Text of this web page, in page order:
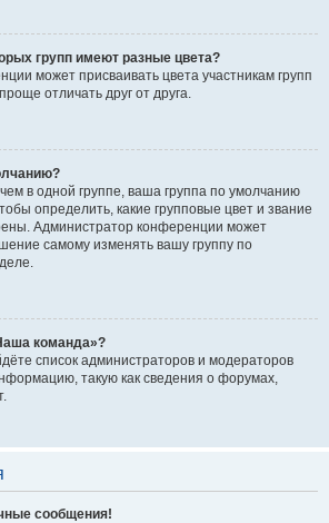
групп имеют разные цвета?
может присваивать цвета участникам групп
отличать друг от друга.
в одной группе, ваша группа по умолчанию
определить, какие групповые цвет и звание
Администратор конференции может
самому изменять вашу группу по
команда»?
список администраторов и модераторов
такую как сведения о форумах,
сообщения!